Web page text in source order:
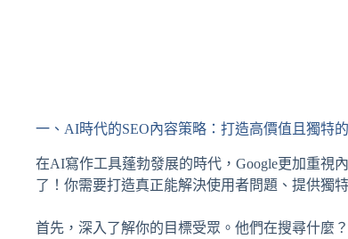
一、AI時代的SEO內容策略：打造高價值且獨特
在AI寫作工具蓬勃發展的時代，Google更加重視
了！你需要打造真正能解決使用者問題、提供獨
首先，深入了解你的目標受眾。他們在搜尋什麼